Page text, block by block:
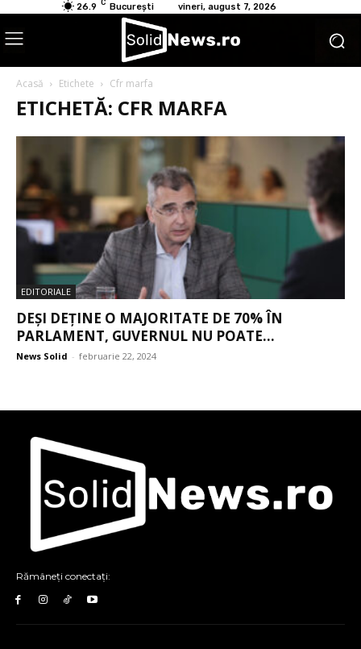
26.9 C București vineri, august 7, 2026
Acasă Etichete Cfr marfa
ETICHETĂ: CFR MARFA
EDITORIALE
DEȘI DEȚINE O MAJORITATE DE 70% ÎN
PARLAMENT, GUVERNUL NU POATE...
News Solid - februarie 22, 2024
Rămâneți conectați: